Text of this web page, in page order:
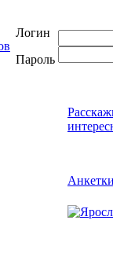
Логин
Пароль